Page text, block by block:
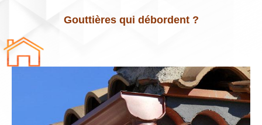
Gouttières qui débordent ?